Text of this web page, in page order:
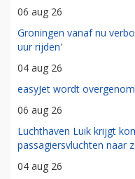
06 aug 26
Groningen vanaf nu
uur rijden'
04 aug 26
easyJet wordt
06 aug 26
Luchthaven Luik krijgt
passagiersvluchten naar
04 aug 26